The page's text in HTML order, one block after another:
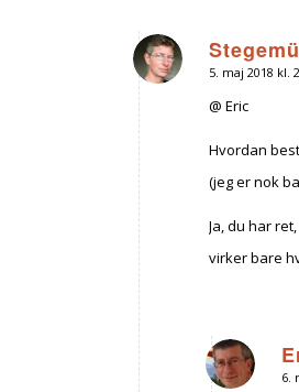
siger:
5. maj 2018 kl.
@ Eric
Hvordan
(jeg er nok
Ja, du har
virker bare
6.